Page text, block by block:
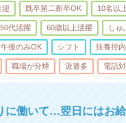
迎 既卒第二新卒OK 10名以
代活躍 60歳以上活躍 しゅ
午後のみOK シフト 扶養控内
職場が分煙 派遣多 電話
に働いて…翌日にはお給